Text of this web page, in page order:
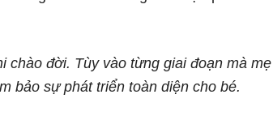
chào đời. Tùy vào từng giai đoạn mà mẹ
bảo sự phát triển toàn diện cho bé.